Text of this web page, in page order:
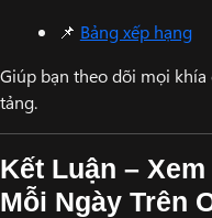
📌 Bảng xếp hạng
Giúp bạn theo dõi mọi
tảng.
Kết Luận –
Mỗi Ngày Trên